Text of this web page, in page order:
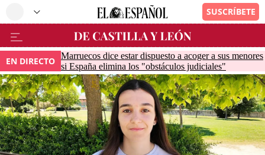
EN DIRECTO Marruecos dice estar dispuesto a acoger a sus menores
si España elimina los "obstáculos judiciales"